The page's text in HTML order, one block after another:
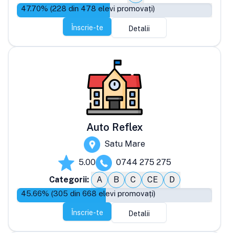
47.70% (228 din 478 elevi promovați)
Înscrie-te Detalii
Auto Reflex
Satu Mare
5.00
0744 275 275
Categorii:
A B C CE D
45.66% (305 din 668 elevi promovați)
Înscrie-te Detalii